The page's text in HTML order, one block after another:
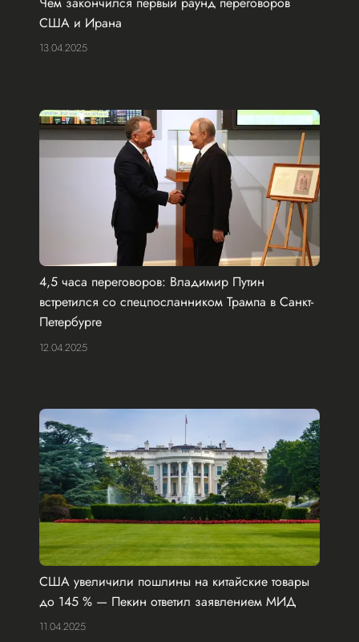
США и Ирана
13.04.2025
4,5 часа переговоров: Владимир Путин
встретился со спецпосланником Трампа в Санкт-
Петербурге
12.04.2025
США увеличили пошлины на китайские товары
до 145 % — Пекин ответил заявлением МИД
11.04.2025